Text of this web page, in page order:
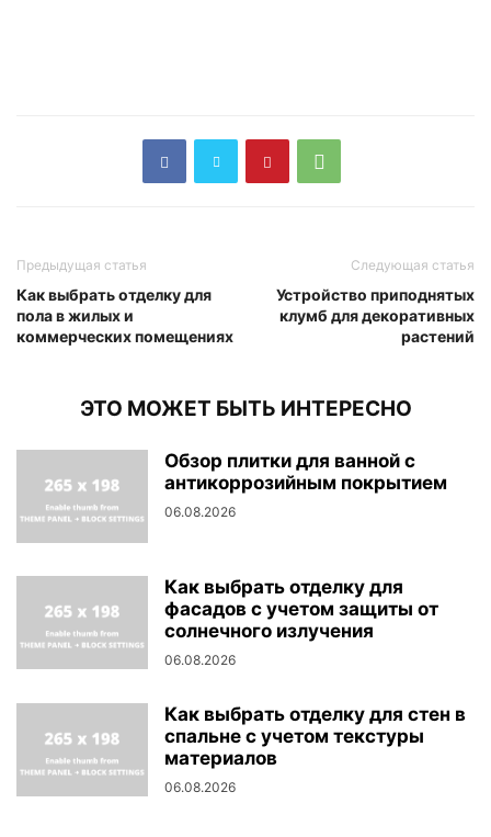
Предыдущая статья
Как выбрать отделку для
пола в жилых и
коммерческих помещениях
Следующая статья
Устройство приподнятых
клумб для декоративных
растений
ЭТО МОЖЕТ БЫТЬ ИНТЕРЕСНО
Обзор плитки для ванной с
антикоррозийным покрытием
06.08.2026
Как выбрать отделку для
фасадов с учетом защиты от
солнечного излучения
06.08.2026
Как выбрать отделку для стен в
спальне с учетом текстуры
материалов
06.08.2026